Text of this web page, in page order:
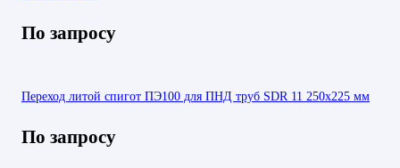
По запросу
Переход литой спигот ПЭ100 для ПНД труб SDR 11 250х225 мм
По запросу